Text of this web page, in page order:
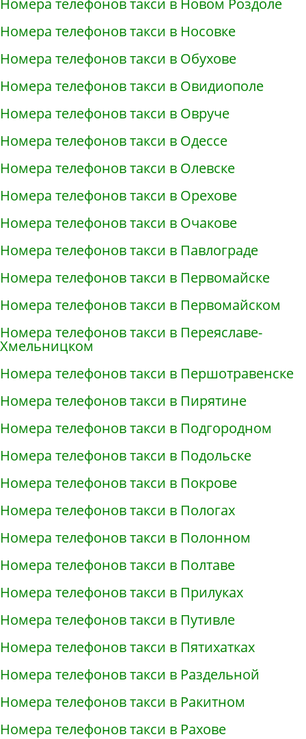
Номера телефонов такси в Новом Роздоле
Номера телефонов такси в Носовке
Номера телефонов такси в Обухове
Номера телефонов такси в Овидиополе
Номера телефонов такси в Овруче
Номера телефонов такси в Одессе
Номера телефонов такси в Олевске
Номера телефонов такси в Орехове
Номера телефонов такси в Очакове
Номера телефонов такси в Павлограде
Номера телефонов такси в Первомайске
Номера телефонов такси в Первомайском
Номера телефонов такси в Переяславе-
Хмельницком
Номера телефонов такси в Першотравенске
Номера телефонов такси в Пирятине
Номера телефонов такси в Подгородном
Номера телефонов такси в Подольске
Номера телефонов такси в Покрове
Номера телефонов такси в Пологах
Номера телефонов такси в Полонном
Номера телефонов такси в Полтаве
Номера телефонов такси в Прилуках
Номера телефонов такси в Путивле
Номера телефонов такси в Пятихатках
Номера телефонов такси в Раздельной
Номера телефонов такси в Ракитном
Номера телефонов такси в Рахове